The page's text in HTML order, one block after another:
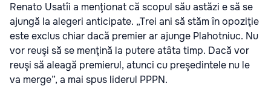
Renato Usatîi a menţionat că scopul său astăzi e să se
ajungă la alegeri anticipate. „Trei ani să stăm în opoziţie
este exclus chiar dacă premier ar ajunge Plahotniuc. Nu
vor reuşi să se menţină la putere atâta timp. Dacă vor
reuşi să aleagă premierul, atunci cu preşedintele nu le
va merge”, a mai spus liderul PPPN.